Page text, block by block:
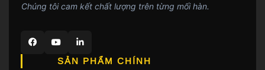
Chúng tôi cam kết chất lượng trên từng mối hàn.
SẢN PHẨM CHÍNH